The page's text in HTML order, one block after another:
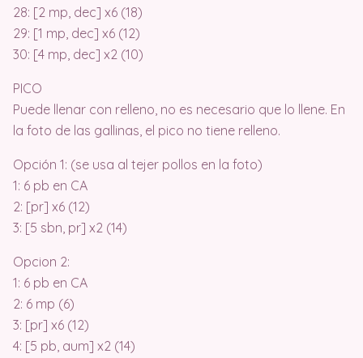
28: [2 mp, dec] x6 (18)
29: [1 mp, dec] x6 (12)
30: [4 mp, dec] x2 (10)
PICO
Puede llenar con relleno, no es necesario que lo llene. En
la foto de las gallinas, el pico no tiene relleno.
Opción 1: (se usa al tejer pollos en la foto)
1: 6 pb en CA
2: [pr] x6 (12)
3: [5 sbn, pr] x2 (14)
Opcion 2:
1: 6 pb en CA
2: 6 mp (6)
3: [pr] x6 (12)
4: [5 pb, aum] x2 (14)